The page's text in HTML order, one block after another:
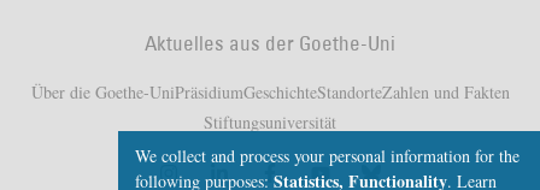
Aktuelles aus der Goethe-Uni
Über die Goethe-UniPräsidiumGeschichteStandorteZahlen und Fakten
Stiftungsuniversität
We collect and process your personal information for the
following purposes: Statistics, Functionality. Learn